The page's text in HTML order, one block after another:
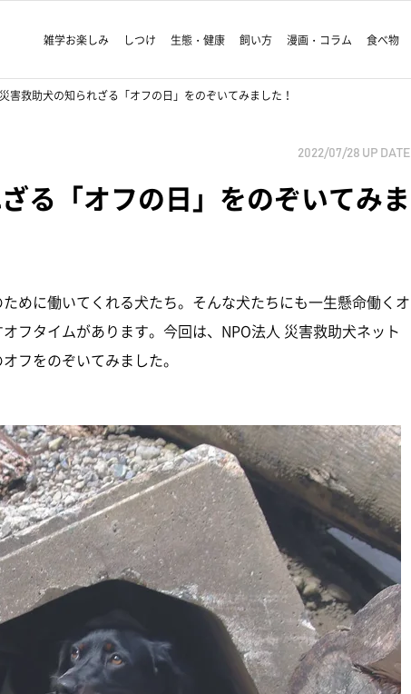
雑学お楽しみ しつけ 生態・健康 飼い方 漫画・コラム 食べ物
災害救助犬の知られざる「オフの日」をのぞいてみました！
2022/07/28 UP DATE
る「オフの日」をのぞいてみま
めに働いてくれる犬たち。そんな犬たちにも一生懸命働くオ
フタイムがあります。今回は、NPO法人 災害救助犬ネット
フをのぞいてみました。